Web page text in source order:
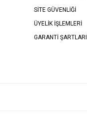
SİTE GÜVENLİĞİ
ÜYELİK İŞLEMLERİ
GARANTİ ŞARTLARI